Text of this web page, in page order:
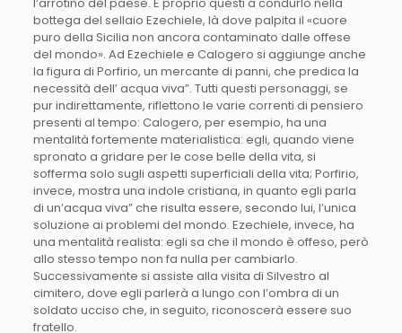
bottega del sellaio Ezechiele, là dove palpita il «cuore
puro della Sicilia non ancora contaminato dalle offese
del mondo». Ad Ezechiele e Calogero si aggiunge anche
la figura di Porfirio, un mercante di panni, che predica la
necessità dell’ acqua viva”. Tutti questi personaggi, se
pur indirettamente, riflettono le varie correnti di pensiero
presenti al tempo: Calogero, per esempio, ha una
mentalità fortemente materialistica: egli, quando viene
spronato a gridare per le cose belle della vita, si
sofferma solo sugli aspetti superficiali della vita; Porfirio,
invece, mostra una indole cristiana, in quanto egli parla
di un’acqua viva” che risulta essere, secondo lui, l’unica
soluzione ai problemi del mondo. Ezechiele, invece, ha
una mentalità realista: egli sa che il mondo è offeso, però
allo stesso tempo non fa nulla per cambiarlo.
Successivamente si assiste alla visita di Silvestro al
cimitero, dove egli parlerà a lungo con l’ombra di un
soldato ucciso che, in seguito, riconoscerà essere suo
fratello.